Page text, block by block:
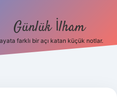
Günlük İlham
farklı bir açı katan küçük notlar.